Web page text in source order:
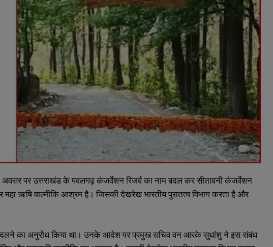
अवसर पर उत्तराखंड के पवलगढ़ कंजर्वेशन रिजर्व का नाम बदल कर सीतावनी कंजर्वेशन
महा ऋषि वाल्मीकि आश्रम है। जिसकी देखरेख भारतीय पुरातत्व विभाग करता है और
का अनुरोध किया था। उनके आदेश पर प्रमुख सचिव वन आरके सुधांशु ने इस संबंध